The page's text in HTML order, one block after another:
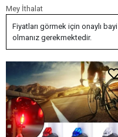
Mey İthalat
Fiyatları görmek için onaylı bayi
olmanız gerekmektedir.